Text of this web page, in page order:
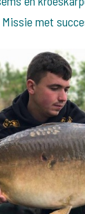
Missie met